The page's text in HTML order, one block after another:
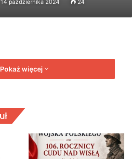
14 października 2024 24
Pokaż więcej